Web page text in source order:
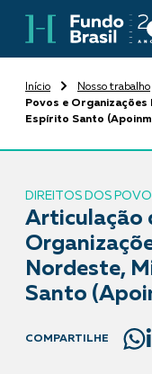
Início Nosso trabalho
Povos e Organizações
Espírito Santo
DIREITOS DOS
Articulação
Nordeste,
Santo
COMPARTILHE